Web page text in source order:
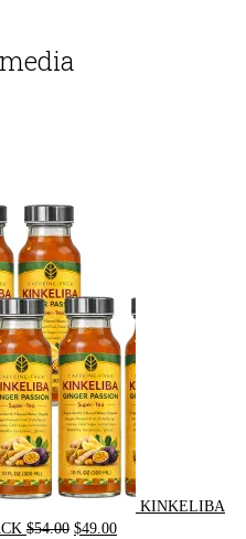
KINKELIBA
$54.00 Original
$49.00Current